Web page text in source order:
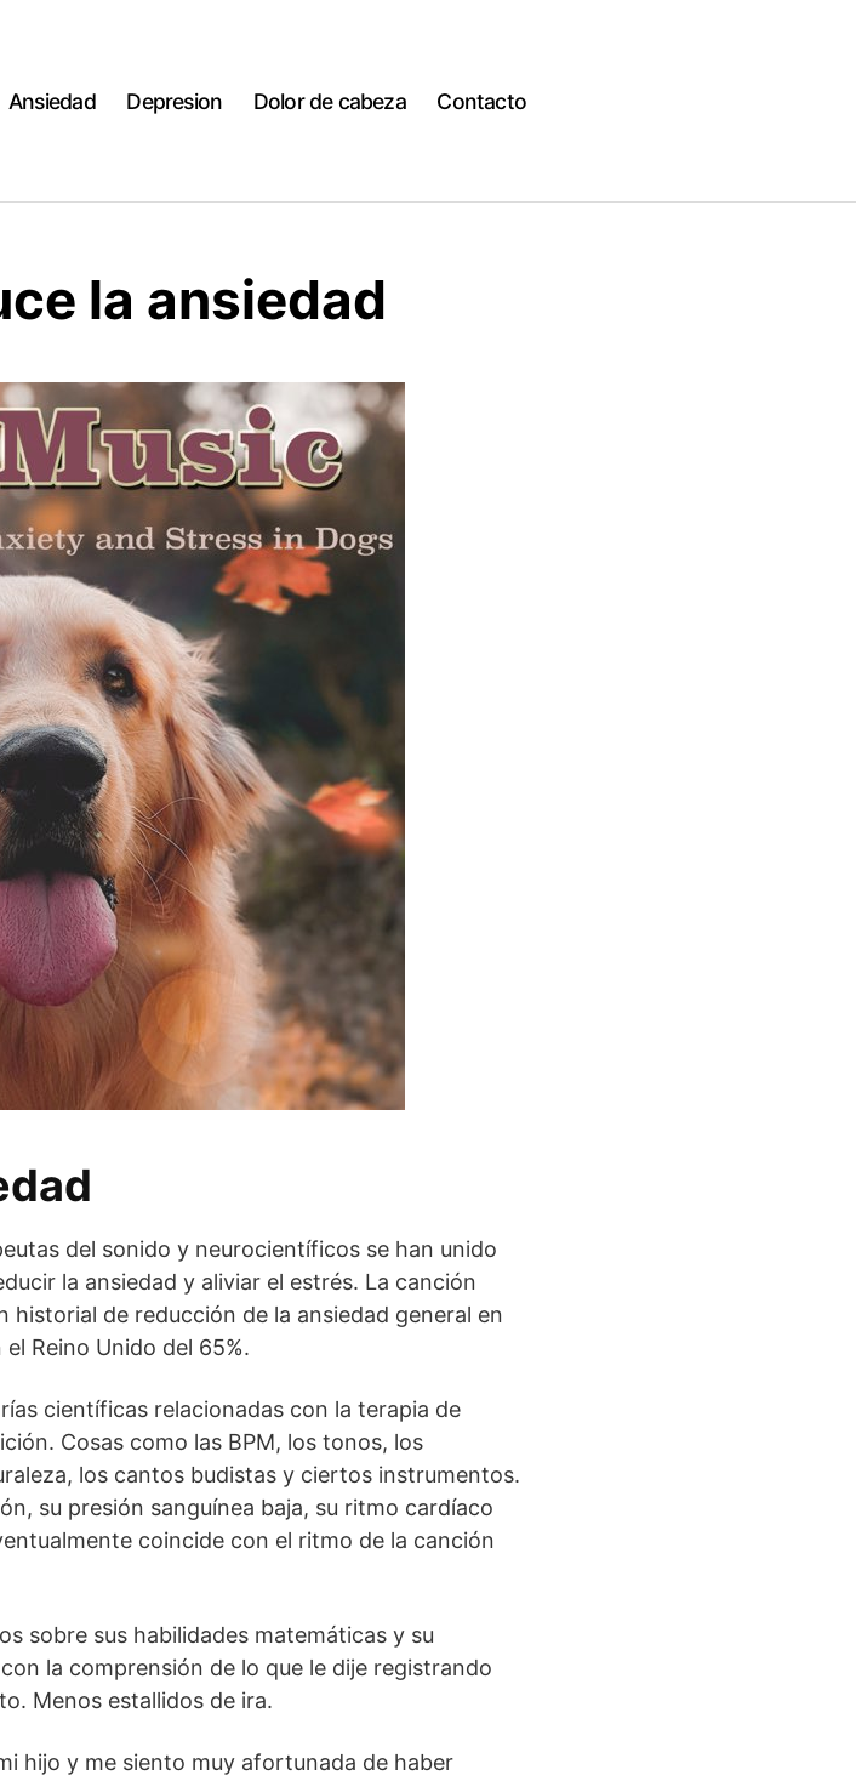
Ansiedad Depresion Dolor de cabeza Contacto
la ansiedad
del sonido y neurocientíficos se han unido
la ansiedad y aliviar el estrés. La canción
de reducción de la ansiedad general en
Reino Unido del 65%.
científicas relacionadas con la terapia de
Cosas como las BPM, los tonos, los
los cantos budistas y ciertos instrumentos.
su presión sanguínea baja, su ritmo cardíaco
coincide con el ritmo de la canción
sobre sus habilidades matemáticas y su
la comprensión de lo que le dije registrando
Menos estallidos de ira.
hijo y me siento muy afortunada de haber